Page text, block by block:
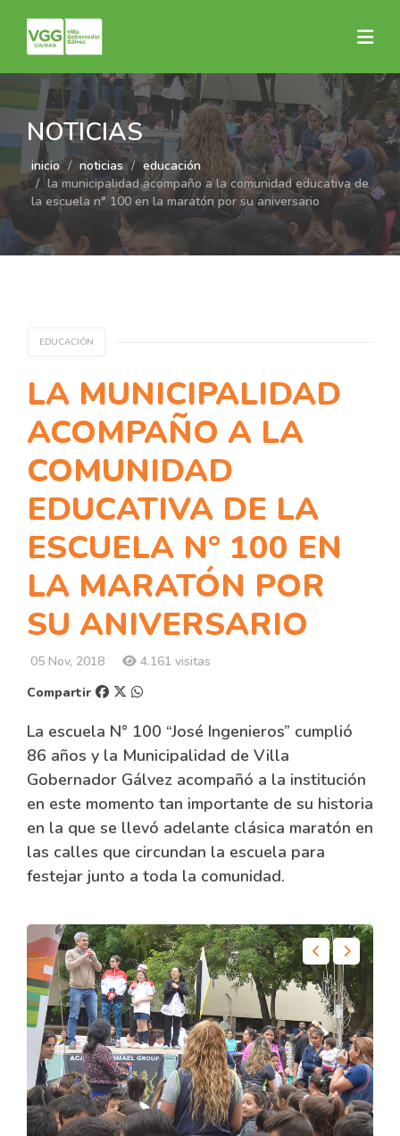
NOTICIAS
inicio noticias
educación
la municipalidad acompaño a la comunidad educativa de
la escuela n° 100 en la maratón por su aniversario
EDUCACIÓN
LA MUNICIPALIDAD
ACOMPAÑO A LA
COMUNIDAD
EDUCATIVA DE LA
ESCUELA N° 100 EN
LA MARATÓN POR
SU ANIVERSARIO
05 Nov, 2018
4.161 visitas
Compartir
La escuela N° 100 “José Ingenieros” cumplió
86 años y la Municipalidad de Villa
Gobernador Gálvez acompañó a la institución
en este momento tan importante de su historia
en la que se llevó adelante clásica maratón en
las calles que circundan la escuela para
festejar junto a toda la comunidad.